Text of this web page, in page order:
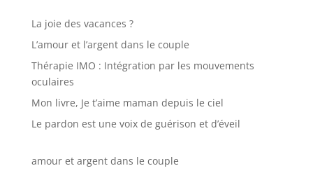
La joie des vacances ?
L’amour et l’argent dans le couple
Thérapie IMO : Intégration par les mouvements
oculaires
Mon livre, Je t’aime maman depuis le ciel
Le pardon est une voix de guérison et d’éveil
amour et argent dans le couple